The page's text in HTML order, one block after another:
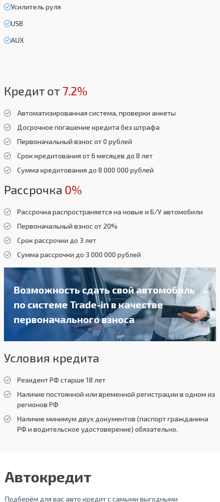
Усилитель руля
USB
AUX
Кредит от 7.2%
Автоматизированная система, проверки анкеты
Досрочное погашение кредита без штрафа
Первоначальный взнос от 0 рублей
Срок кредитования от 6 месяцев до 8 лет
Сумма кредитования до 8 000 000 рублей
Рассрочка 0%
Рассрочка распространяется на новые и Б/У автомобили
Первоначальный взнос от 20%
Срок рассрочки до 3 лет
Сумма рассрочки до 3 000 000 рублей
Возможность сдать свой автомобиль
по системе Trade-in в качестве
первоначального взноса
Условия кредита
Резидент РФ старше 18 лет
Наличие постоянной или временной регистрации в одном из
регионов РФ
Наличие минимум двух документов (паспорт гражданина
РФ и водительское удостоверение) обязательно.
Автокредит
Подберём для вас авто кредит с самыми выгодными